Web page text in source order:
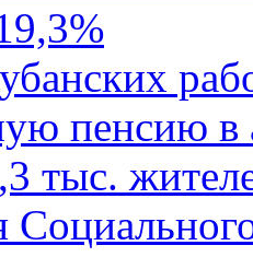
пенсию в
тыс.